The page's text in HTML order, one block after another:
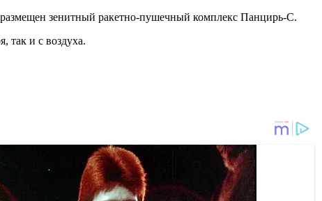
зенитный ракетно-пушечный комплекс Панцирь-С.
так и с воздуха.